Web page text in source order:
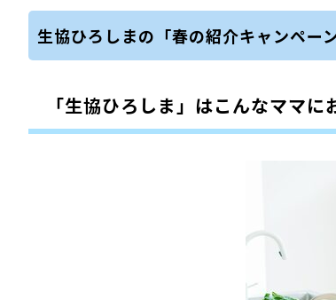
生協ひろしまの「春の紹介キャンペー
「生協ひろしま」はこんなママに